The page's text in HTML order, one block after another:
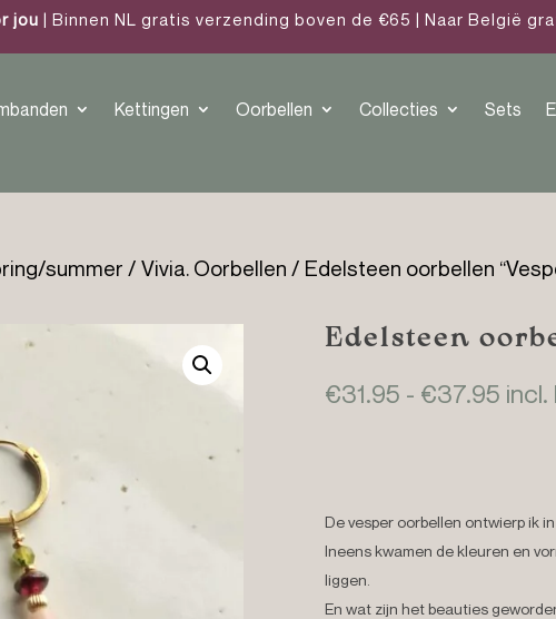
jou | Binnen NL gratis verzending boven de €65 | Naar België
Kettingen Oorbellen Collecties Sets
summer /Vivia. Oorbellen / Edelsteen oorbellen
Edelsteen
€31.95 - €37.95
De vesper oorbellen ontwierp ik
Ineens kwamen de kleuren en
liggen.
En wat zijn het beauties